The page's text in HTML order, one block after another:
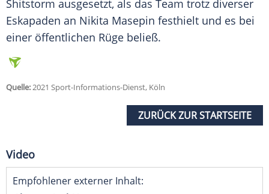
Shitstorm ausgesetzt, als das Team trotz diverser
Eskapaden an Nikita Masepin festhielt und es bei
einer öffentlichen Rüge beließ.
Quelle:2021 Sport-Informations-Dienst, Köln
ZURÜCK ZUR STARTSEITE
Video
Empfohlener externer Inhalt: